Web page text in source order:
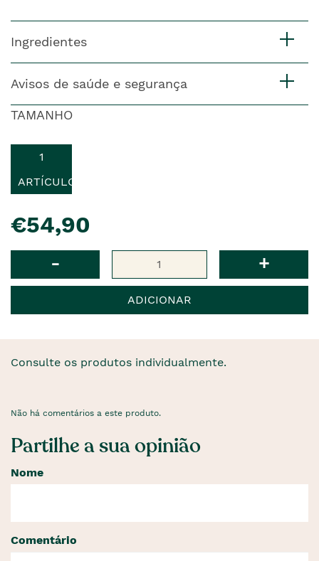
Ingredientes
Avisos de saúde e segurança
TAMANHO
1
ARTÍCULO
€54,90
- +
ADICIONAR
Consulte os produtos individualmente.
Não há comentários a este produto.
Partilhe a sua opinião
Nome
Comentário